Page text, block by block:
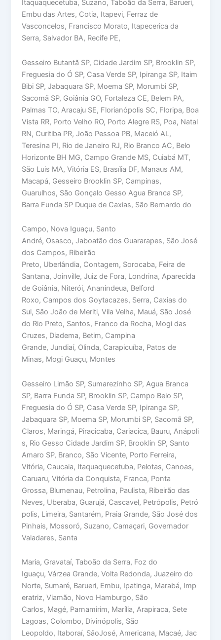
Itaquaquecetuba, Suzano, Taboão da Serra, Barueri,
Embu das Artes, Cotia, Itapevi, Ferraz de
Vasconcelos, Francisco Morato, Itapecerica da
Serra, Salvador BA, Recife PE,
Gesseiro Butantã SP, Cidade Jardim SP, Brooklin SP,
Freguesia do Ó SP, Casa Verde SP, Ipiranga SP, Itaim
Bibi SP, Jabaquara SP, Moema SP, Morumbi SP,
Sacomã SP, Goiânia GO, Fortaleza CE, Belem PA,
Palmas TO, Aracaju SE, Florianópolis SC, Floripa, Boa
Vista RR, Porto Velho RO, Porto Alegre RS, Poa, Natal
RN, Curitiba PR, João Pessoa PB, Maceió AL,
Teresina PI, Rio de Janeiro RJ, Rio Branco AC, Belo
Horizonte BH MG, Campo Grande MS, Cuiabá MT,
São Luis MA, Vitória ES, Brasília DF, Manaus AM,
Macapá, Gesseiro Brooklin SP, Campinas,
Guarulhos, São Gonçalo Gesso Agua Branca SP,
Barra Funda SP Duque de Caxias, São Bernardo do
Campo, Nova Iguaçu, Santo
André, Osasco, Jaboatão dos Guararapes, São José
dos Campos, Ribeirão
Preto, Uberlândia, Contagem, Sorocaba, Feira de
Santana, Joinville, Juiz de Fora, Londrina, Aparecida
de Goiânia, Niterói, Ananindeua, Belford
Roxo, Campos dos Goytacazes, Serra, Caxias do
Sul, São João de Meriti, Vila Velha, Mauá, São José
do Rio Preto, Santos, Franco da Rocha, Mogi das
Cruzes, Diadema, Betim, Campina
Grande, Jundiaí, Olinda, Carapicuíba, Patos de
Minas, Mogi Guaçu, Montes
Gesseiro Limão SP, Sumarezinho SP, Agua Branca
SP, Barra Funda SP, Brooklin SP, Campo Belo SP,
Freguesia do Ó SP, Casa Verde SP, Ipiranga SP,
Jabaquara SP, Moema SP, Morumbi SP, Sacomã SP,
Claros, Maringá, Piracicaba, Cariacica, Bauru, Anápoli
s, Rio Gesso Cidade Jardim SP, Brooklin SP, Santo
Amaro SP, Branco, São Vicente, Porto Ferreira,
Vitória, Caucaia, Itaquaquecetuba, Pelotas, Canoas,
Caruaru, Vitória da Conquista, Franca, Ponta
Grossa, Blumenau, Petrolina, Paulista, Ribeirão das
Neves, Uberaba, Guarujá, Cascavel, Petrópolis, Petró
polis, Limeira, Santarém, Praia Grande, São José dos
Pinhais, Mossoró, Suzano, Camaçari, Governador
Valadares, Santa
Maria, Gravataí, Taboão da Serra, Foz do
Iguaçu, Várzea Grande, Volta Redonda, Juazeiro do
Norte, Sumaré, Barueri, Embu, Ipatinga, Marabá, Imp
eratriz, Viamão, Novo Hamburgo, São
Carlos, Magé, Parnamirim, Marília, Arapiraca, Sete
Lagoas, Colombo, Divinópolis, São
Leopoldo, Itaboraí, SãoJosé, Americana, Macaé, Jac